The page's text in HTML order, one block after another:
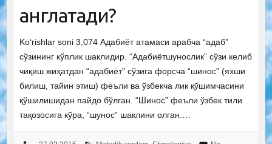
англатади?
Ko‘rishlar soni 3,074 Адабиёт атамаси арабча “адаб”
сўзининг кўплик шаклидир. “Адабиётшунослик” сўзи келиб
чиқиш жиҳатдан “адабиёт” сўзига форсча “шинос” (яхши
билиш, тайин этиш) феъли ва ўзбекча лик қўшимчасини
қўшилишидан пайдо бўлган. “Шинос” феъли ўзбек тили
тақозосига кўра, “шунос” шаклини олган.…